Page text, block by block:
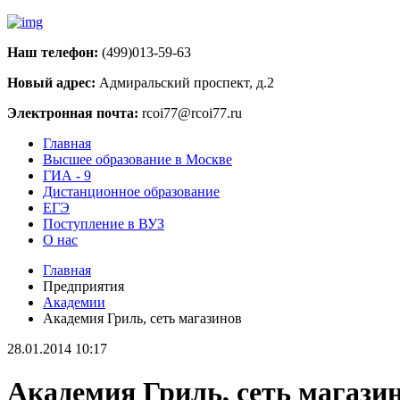
Наш телефон: (499)013-59-63
Новый адрес: Адмиральский проспект, д.2
Электронная почта: rcoi77@rcoi77.ru
Главная
Высшее образование в Москве
ГИА - 9
Дистанционное образование
ЕГЭ
Поступление в ВУЗ
О нас
Главная
Предприятия
Академии
Академия Гриль, сеть магазинов
28.01.2014 10:17
Академия Гриль, сеть